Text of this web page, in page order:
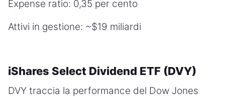
Expense ratio: 0,35 per cento
Attivi in gestione: ~$19 miliardi
iShares Select Dividend ETF (DVY)
DVY traccia la performance del Dow Jones